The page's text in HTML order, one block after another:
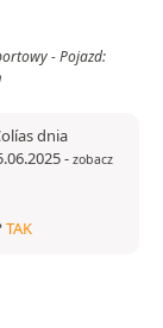
- Pojazd:
dnia
- zobacz
TAK